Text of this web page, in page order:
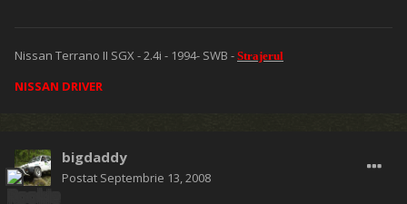
Nissan Terrano II SGX - 2.4i - 1994- SWB - Strajerul
NISSAN DRIVER
bigdaddy
Postat Septembrie 13, 2008